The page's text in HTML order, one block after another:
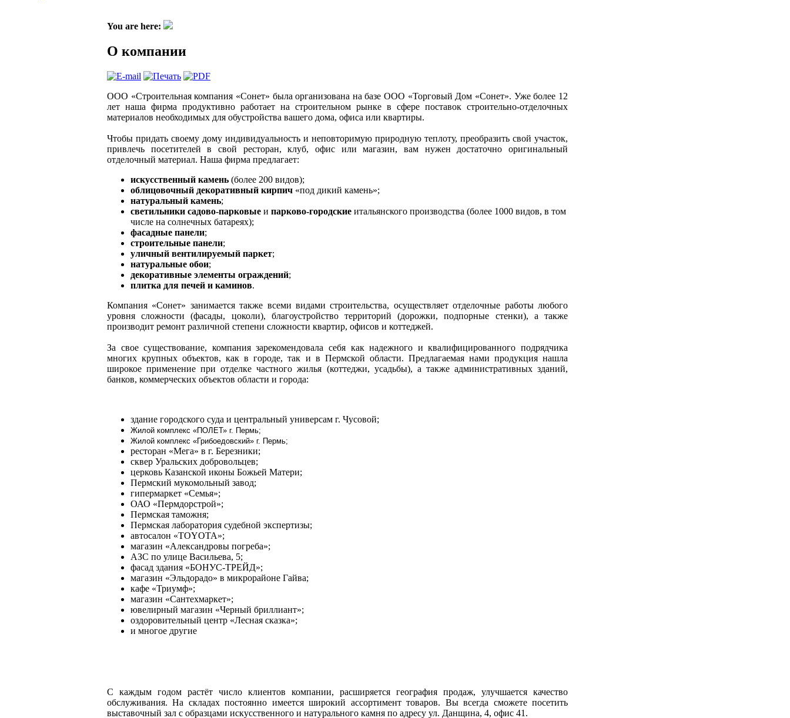
You are here:
О компании
ООО «Строительная компания «Сонет» была организована на базе ООО «Торговый Дом «Сонет». Уже более 12
лет наша фирма продуктивно работает на строительном рынке в сфере поставок строительно-отделочных
материалов необходимых для обустройства вашего дома, офиса или квартиры.
Чтобы придать своему дому индивидуальность и неповторимую природную теплоту, преобразить свой участок,
привлечь посетителей в свой ресторан, клуб, офис или магазин, вам нужен достаточно оригинальный
отделочный материал. Наша фирма предлагает:
искусственный камень (более 200 видов);
облицовочный декоративный кирпич «под дикий камень»;
натуральный камень;
светильники садово-парковые и парково-городские итальянского производства (более 1000 видов, в том
числе на солнечных батареях);
фасадные панели;
строительные панели;
уличный вентилируемый паркет;
натуральные обои;
декоративные элементы ограждений;
плитка для печей и каминов.
Компания «Сонет» занимается также всеми видами строительства, осуществляет отделочные работы любого
уровня сложности (фасады, цоколи), благоустройство территорий (дорожки, подпорные стенки), а также
производит ремонт различной степени сложности квартир, офисов и коттеджей.
За свое существование, компания зарекомендовала себя как надежного и квалифицированного подрядчика
многих крупных объектов, как в городе, так и в Пермской области. Предлагаемая нами продукция нашла
широкое применение при отделке частного жилья (коттеджи, усадьбы), а также административных зданий,
банков, коммерческих объектов области и города:
здание городского суда и центральный универсам г. Чусовой;
Жилой комплекс «ПОЛЕТ» г. Пермь;
Жилой комплекс «Грибоедовский» г. Пермь;
ресторан «Мега» в г. Березники;
сквер Уральских добровольцев;
церковь Казанской иконы Божьей Матери;
Пермский мукомольный завод;
гипермаркет «Семья»;
ОАО «Пермдорстрой»;
Пермская таможня;
Пермская лаборатория судебной экспертизы;
автосалон «TOYOTA»;
магазин «Александровы погреба»;
АЗС по улице Васильева, 5;
фасад здания «БОНУС-ТРЕЙД»;
магазин «Эльдорадо» в микрорайоне Гайва;
кафе «Триумф»;
магазин «Сантехмаркет»;
ювелирный магазин «Черный бриллиант»;
оздоровительный центр «Лесная сказка»;
и многое другие
С каждым годом растёт число клиентов компании, расширяется география продаж, улучшается качество
обслуживания. На складах постоянно имеется широкий ассортимент товаров. Вы всегда сможете посетить
выставочный зал с образцами искусственного и натурального камня по адресу ул. Данщина, 4, офис 41.